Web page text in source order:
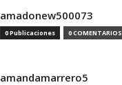
amadonew500073
0 Publicaciones 0 COMENTARIOS
amandamarrero5